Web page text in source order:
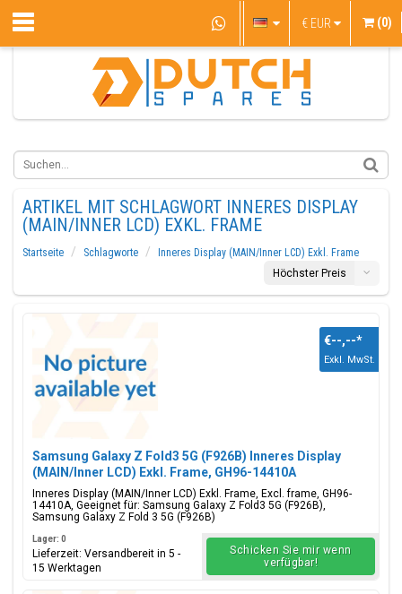
€ EUR (0)
ARTIKEL MIT SCHLAGWORT INNERES DISPLAY
(MAIN/INNER LCD) EXKL. FRAME
Startseite Schlagworte
Inneres Display (MAIN/Inner LCD) Exkl. Frame
Höchster Preis
Samsung Galaxy Z Fold3 5G (F926B) Inneres Display
(MAIN/Inner LCD) Exkl. Frame, GH96-14410A
Inneres Display (MAIN/Inner LCD) Exkl. Frame, Excl. frame, GH96-
14410A, Geeignet für: Samsung Galaxy Z Fold3 5G (F926B),
Samsung Galaxy Z Fold 3 5G (F926B)
€--,--*
Exkl. MwSt.
Lager: 0
Lieferzeit: Versandbereit in 5 -
15 Werktagen
Schicken Sie mir wenn
verfügbar!